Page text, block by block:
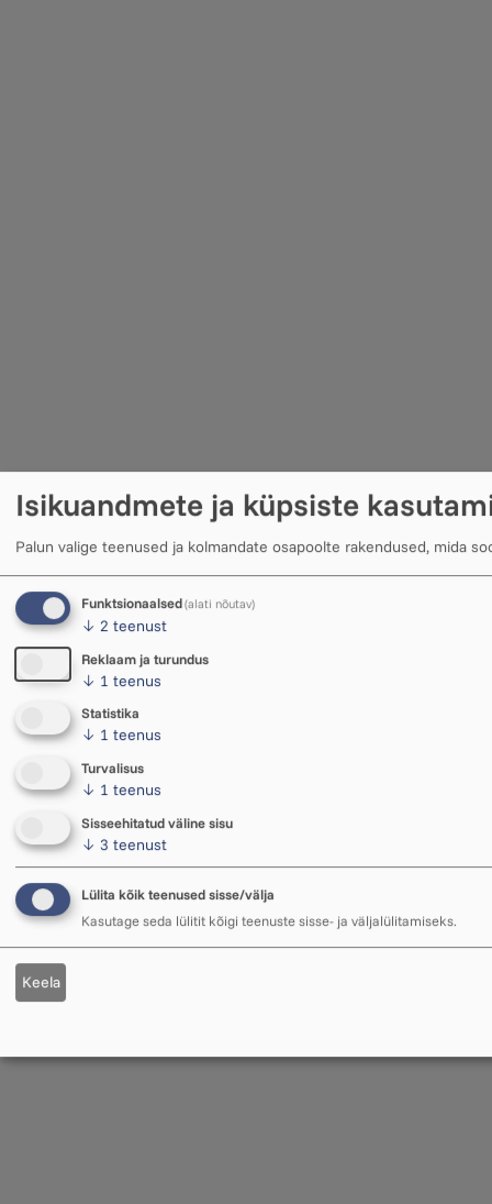
Isikuandmete ja küpsiste
Palun valige teenused ja kolmandate osapoolte rakendused, mida
Funktsionaalsed(alati nõutav)
↓ 2 teenust
Reklaam ja turundus
↓ 1 teenus
Statistika
↓ 1 teenus
Turvalisus
↓ 1 teenus
Sisseehitatud väline sisu
↓ 3 teenust
Lülita kõik teenused sisse/välja
Kasutage seda lülitit kõigi teenuste sisse- ja väljalülitamiseks.
Keela